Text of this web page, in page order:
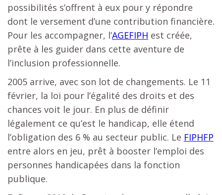
possibilités s’offrent à eux pour y répondre
dont le versement d’une contribution financière.
Pour les accompagner, l’AGEFIPH est créée,
prête à les guider dans cette aventure de
l’inclusion professionnelle.
2005 arrive, avec son lot de changements. Le 11
février, la loi pour l’égalité des droits et des
chances voit le jour. En plus de définir
légalement ce qu’est le handicap, elle étend
l’obligation des 6 % au secteur public. Le FIPHFP
entre alors en jeu, prêt à booster l’emploi des
personnes handicapées dans la fonction
publique.